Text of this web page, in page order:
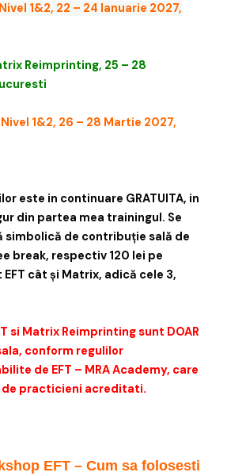
1&2, 22 – 24 Ianuarie 2027,
Reimprinting, 25 – 28
Nivel 1&2, 26 – 28 Martie 2027,
este in continuare GRATUITA, in
din partea mea trainingul. Se
simbolică de contribuție sală de
break, respectiv 120 lei pe
cât și Matrix, adică cele 3,
si Matrix Reimprinting sunt DOAR
conform regulilor
de EFT – MRA Academy, care
practicieni acreditati.
EFT – Cum sa folosesti